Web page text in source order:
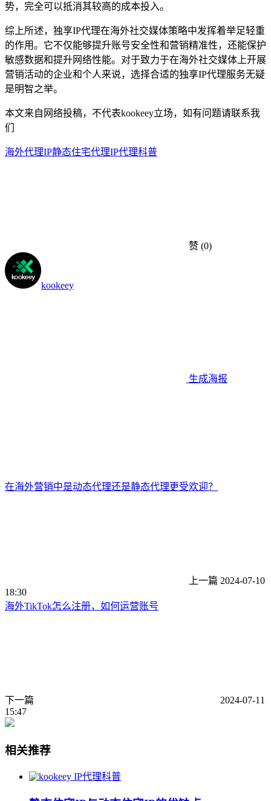
势，完全可以抵消其较高的成本投入。
综上所述，独享IP代理在海外社交媒体策略中发挥着举足轻重
的作用。它不仅能够提升账号安全性和营销精准性，还能保护
敏感数据和提升网络性能。对于致力于在海外社交媒体上开展
营销活动的企业和个人来说，选择合适的独享IP代理服务无疑
是明智之举。
本文来自网络投稿，不代表kookeey立场，如有问题请联系我
们
海外代理IP静态住宅代理IP代理科普
赞 (0)
kookeey
生成海报
在海外营销中是动态代理还是静态代理更受欢迎？
上一篇 2024-07-10
18:30
海外TikTok怎么注册，如何运营账号
下一篇
2024-07-11
15:47
相关推荐
IP代理科普